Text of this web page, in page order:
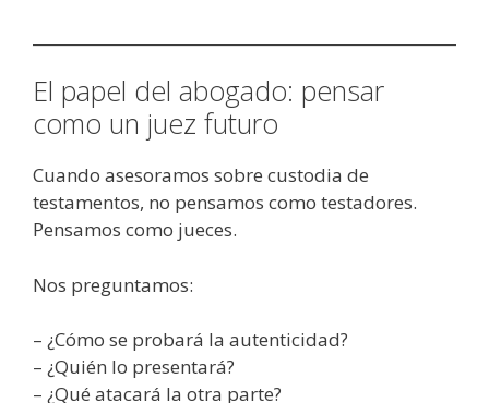
El papel del abogado: pensar
como un juez futuro
Cuando asesoramos sobre custodia de
testamentos, no pensamos como testadores.
Pensamos como jueces.
Nos preguntamos:
– ¿Cómo se probará la autenticidad?
– ¿Quién lo presentará?
– ¿Qué atacará la otra parte?